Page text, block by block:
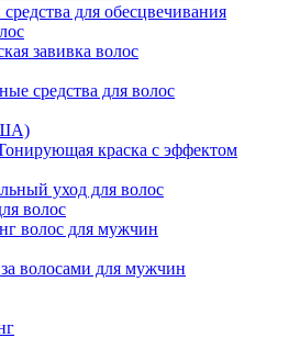
для обесцвечивания
завивка волос
средства для волос
краска с эффектом
уход для волос
волос
волос для мужчин
волосами для мужчин